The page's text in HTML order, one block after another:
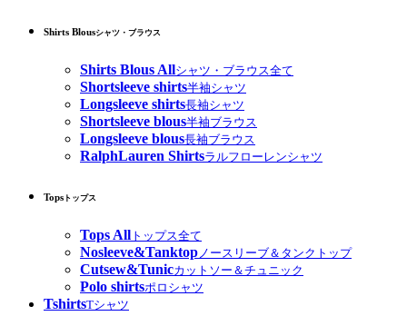
Shirts Blousシャツ・ブラウス
Shirts Blous Allシャツ・ブラウス全て
Shortsleeve shirts半袖シャツ
Longsleeve shirts長袖シャツ
Shortsleeve blous半袖ブラウス
Longsleeve blous長袖ブラウス
RalphLauren Shirtsラルフローレンシャツ
Tops トップス
Tops All トップス全て
Nosleeve&Tanktop ノースリーブ＆タンクトップ
Cutsew&Tunicカットソー＆チュニック
Polo shirtsポロシャツ
TshirtsTシャツ